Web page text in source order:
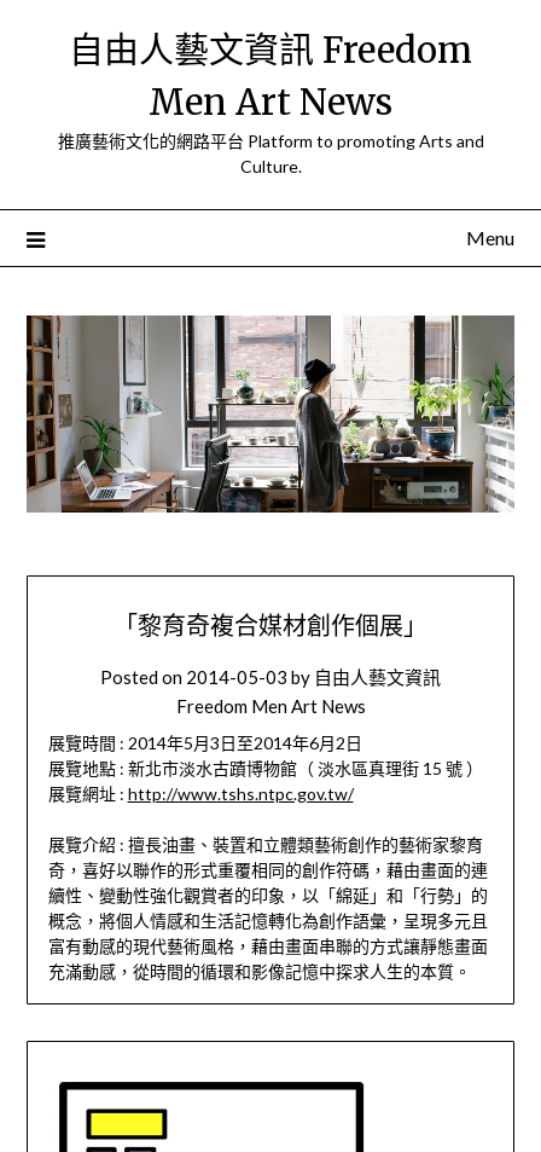
自由人藝文資訊 Freedom
Men Art News
推廣藝術文化的網路平台 Platform to promoting Arts and
Culture.
Menu
「黎育奇複合媒材創作個展」
Posted on 2014-05-03 by 自由人藝文資訊
Freedom Men Art News
展覽時間 : 2014年5月3日至2014年6月2日
展覽地點 : 新北市淡水古蹟博物館（ 淡水區真理街 15 號 ）
展覽網址 : http://www.tshs.ntpc.gov.tw/
展覽介紹 : 擅長油畫、裝置和立體類藝術創作的藝術家黎育
奇，喜好以聯作的形式重覆相同的創作符碼，藉由畫面的連
續性、變動性強化觀賞者的印象，以「綿延」和「行勢」的
概念，將個人情感和生活記憶轉化為創作語彙，呈現多元且
富有動感的現代藝術風格，藉由畫面串聯的方式讓靜態畫面
充滿動感，從時間的循環和影像記憶中探求人生的本質。